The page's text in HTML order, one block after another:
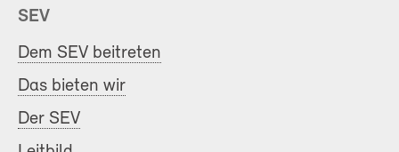
SEV
Dem SEV beitreten
Das bieten wir
Der SEV